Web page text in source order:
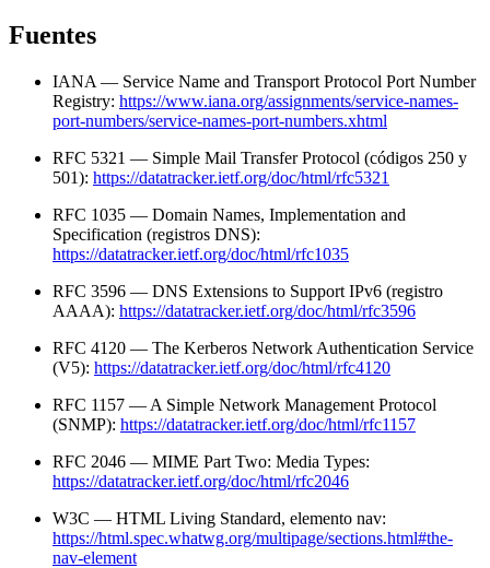
Fuentes
IANA — Service Name and Transport Protocol Port Number
Registry: https://www.iana.org/assignments/service-names-
port-numbers/service-names-port-numbers.xhtml
RFC 5321 — Simple Mail Transfer Protocol (códigos 250 y
501): https://datatracker.ietf.org/doc/html/rfc5321
RFC 1035 — Domain Names, Implementation and
Specification (registros DNS):
https://datatracker.ietf.org/doc/html/rfc1035
RFC 3596 — DNS Extensions to Support IPv6 (registro
AAAA): https://datatracker.ietf.org/doc/html/rfc3596
RFC 4120 — The Kerberos Network Authentication Service
(V5): https://datatracker.ietf.org/doc/html/rfc4120
RFC 1157 — A Simple Network Management Protocol
(SNMP): https://datatracker.ietf.org/doc/html/rfc1157
RFC 2046 — MIME Part Two: Media Types:
https://datatracker.ietf.org/doc/html/rfc2046
W3C — HTML Living Standard, elemento nav:
https://html.spec.whatwg.org/multipage/sections.html#the-
nav-element